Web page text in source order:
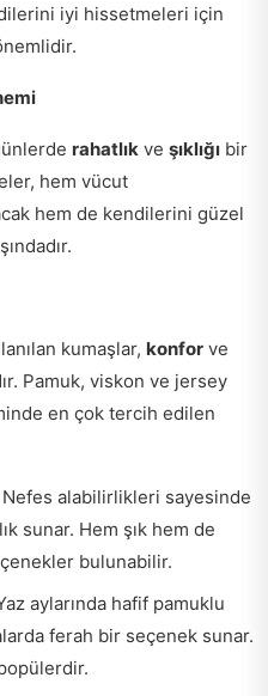
iyi hissetmeleri için
rahatlık ve şıklığı bir
hem vücut
hem de kendilerini güzel
kumaşlar, konfor ve
Pamuk, viskon ve jersey
en çok tercih edilen
Nefes alabilirlikleri sayesinde
sunar. Hem şık hem de
bulunabilir.
aylarında hafif pamuklu
ferah bir seçenek sunar.